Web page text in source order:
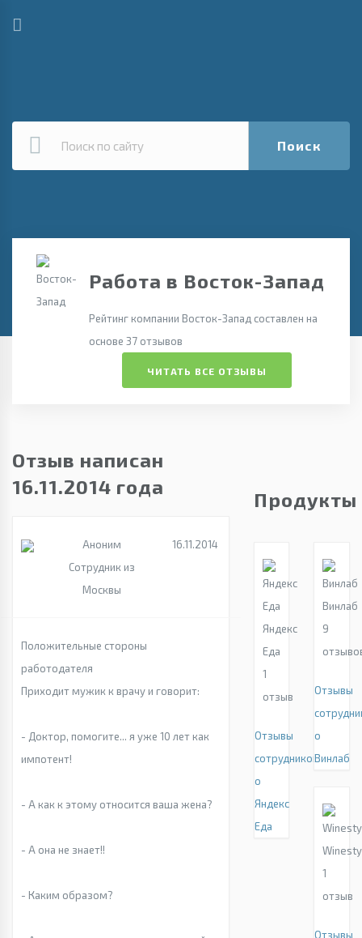
Поиск
Работа в Восток-Запад
Рейтинг компании Восток-Запад составлен на
основе 37 отзывов
ЧИТАТЬ ВСЕ ОТЗЫВЫ
Отзыв написан
16.11.2014 года
Аноним
Сотрудник из
Москвы
16.11.2014
Положительные стороны
работодателя
Приходит мужик к врачу и говорит:
- Доктор, помогите... я уже 10 лет как
импотент!
- А как к этому относится ваша жена?
- А она не знает!!
- Каким образом?
Продукты
Яндекс
Еда
1
отзыв
Отзывы
сотрудников
о
Яндекс
Еда
Винлаб
9
Отзывы
о
Винлаб
1
отзыв
Отзывы